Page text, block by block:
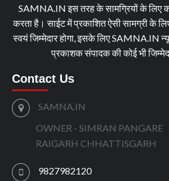
SAMNA.IN इस तरह के सामग्रियों के लिए
करता है। साईट में प्रकाशित ऐसी सामग्री के
स्वयं जिम्मेदार होगा, इसके लिए SAMNA.IN
प्रकाशक संपादक की कोई भी
Contact Us
SAMNA.IN
OWNER - SIMRAN PANGARE
RAIGARH CHHATTISGARH
9827982120